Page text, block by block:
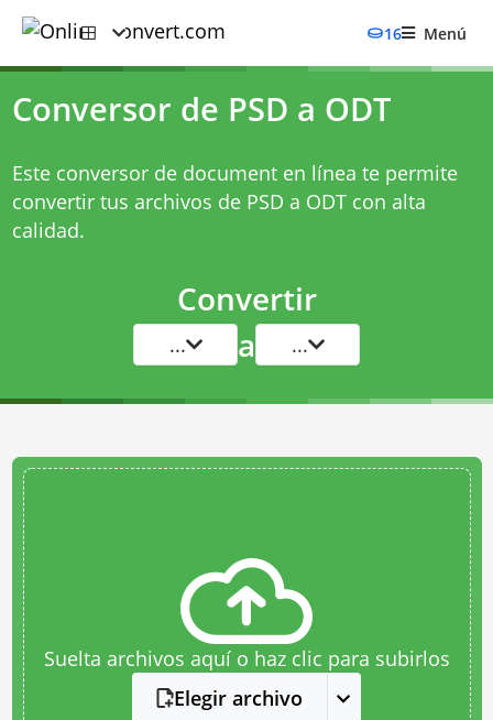
16 Menú
Conversor de PSD a ODT
Este conversor de document en línea te permite
convertir tus archivos de PSD a ODT con alta
calidad.
Convertir
... a ...
Suelta archivos aquí o haz clic para subirlos
Elegir archivo